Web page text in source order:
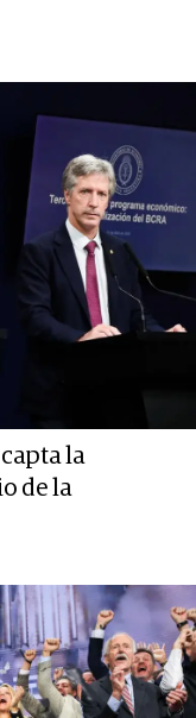
la
de la